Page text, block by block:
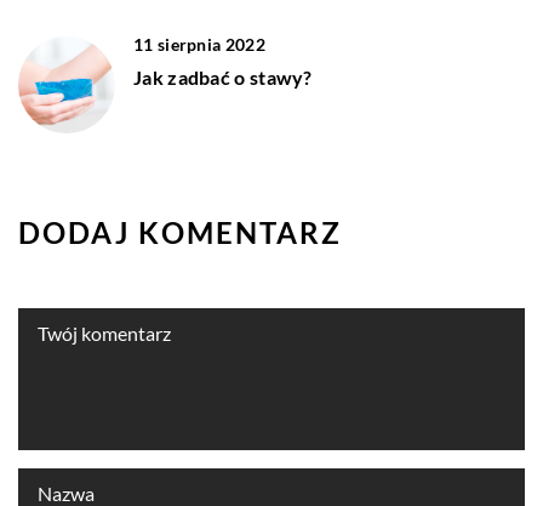
11 sierpnia 2022
Jak zadbać o stawy?
DODAJ KOMENTARZ